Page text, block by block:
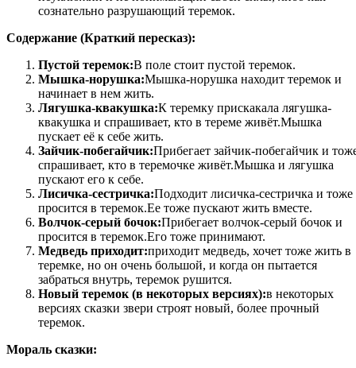
сознательно разрушающий теремок.
Содержание (Краткий пересказ):
Пустой теремок:В поле стоит пустой теремок.
Мышка-норушка:Мышка-норушка находит теремок и
начинает в нем жить.
Лягушка-квакушка:К теремку прискакала лягушка-
квакушка и спрашивает, кто в тереме живёт.Мышка
пускает её к себе жить.
Зайчик-побегайчик:Прибегает зайчик-побегайчик и
спрашивает, кто в теремочке живёт.Мышка и лягушка
пускают его к себе.
Лисичка-сестричка:Подходит лисичка-сестричка и тоже
просится в теремок.Ее тоже пускают жить вместе.
Волчок-серый бочок:Прибегает волчок-серый бочок и
просится в теремок.Его тоже принимают.
Медведь приходит:приходит медведь, хочет тоже жить в
теремке, но он очень большой, и когда он пытается
забраться внутрь, теремок рушится.
Новый теремок (в некоторых версиях):в некоторых
версиях сказки звери строят новый, более прочный
теремок.
Мораль сказки: